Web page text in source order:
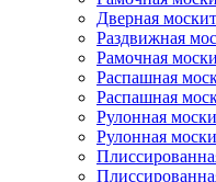
Дверная
Раздвижная
Рамочная
Распашная
Распашная
Рулонная
Рулонная